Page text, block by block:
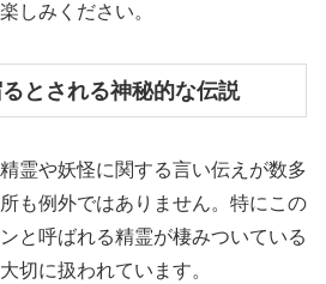
しみください。
とされる神秘的な伝説
霊や妖怪に関する言い伝えが数多
も例外ではありません。特にこの
と呼ばれる精霊が棲みついている
切に扱われています。